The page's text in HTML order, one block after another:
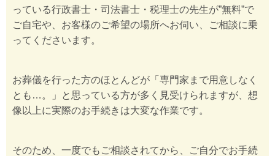
っている行政書士・司法書士・税理士の先生が”無料”で
ご自宅や、お客様のご希望の場所へお伺い、ご相談に乗
ってくださいます。
お葬儀を行った方のほとんどが「専門家まで用意しなく
とも…。」と思っている方が多く見受けられますが、想
像以上に実際のお手続きは大変な作業です。
そのため、一度でもご相談されてから、ご自分でお手続